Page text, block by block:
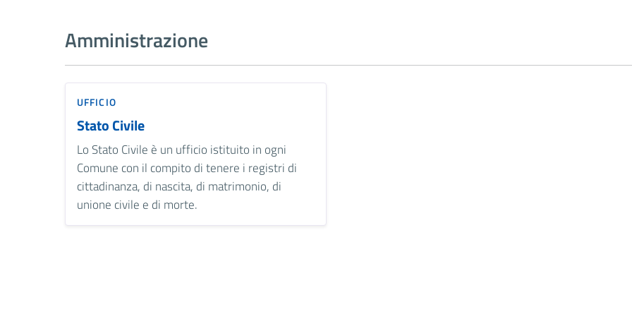
Amministrazione
UFFICIO
Stato Civile
Lo Stato Civile è un ufficio istituito in ogni
Comune con il compito di tenere i registri di
cittadinanza, di nascita, di matrimonio, di
unione civile e di morte.